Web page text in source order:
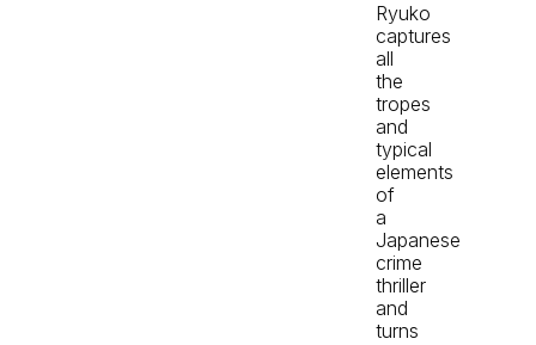
Ryuko
captures
all
the
tropes
and
typical
elements
of
a
Japanese
crime
thriller
and
turns